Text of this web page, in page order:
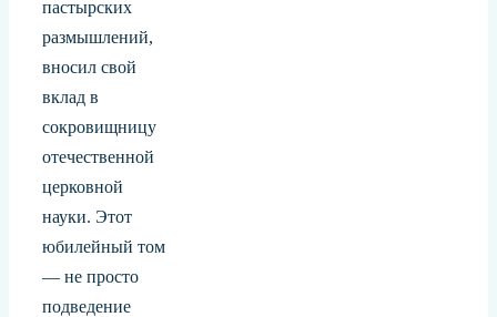
пастырских
размышлений,
вносил свой
вклад в
сокровищницу
отечественной
церковной
науки. Этот
юбилейный том
— не просто
подведение